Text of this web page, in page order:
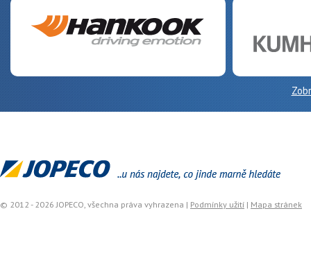
© 2012 - 2026 JOPECO, všechna práva vyhrazena | Podmínky užití | Mapa stránek